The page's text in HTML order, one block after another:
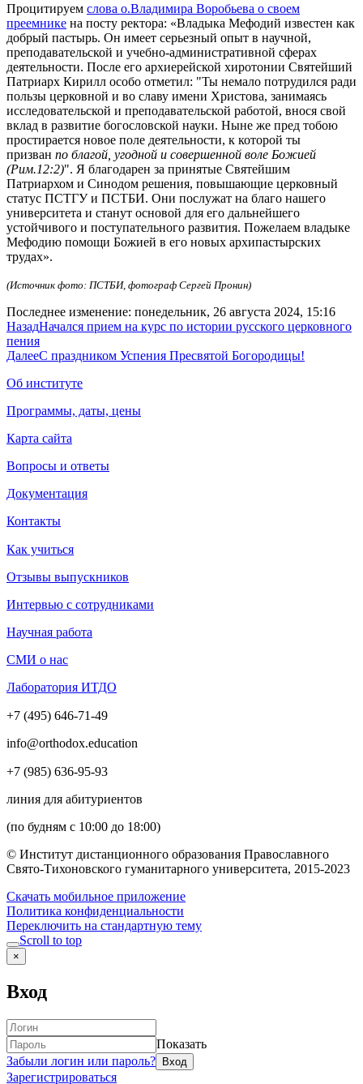
Процитируем слова о.Владимира Воробьева о своем
преемнике на посту ректора: «Владыка Мефодий известен как
добрый пастырь. Он имеет серьезный опыт в научной,
преподавательской и учебно-административной сферах
деятельности. После его архиерейской хиротонии Святейший
Патриарх Кирилл особо отметил: "Ты немало потрудился ради
пользы церковной и во славу имени Христова, занимаясь
исследовательской и преподавательской работой, внося свой
вклад в развитие богословской науки. Ныне же пред тобою
простирается новое поле деятельности, к которой ты
призван по благой, угодной и совершенной воле Божией
(Рим.12:2)". Я благодарен за принятые Святейшим
Патриархом и Синодом решения, повышающие церковный
статус ПСТГУ и ПСТБИ. Они послужат на благо нашего
университета и станут основой для его дальнейшего
устойчивого и поступательного развития. Пожелаем владыке
Мефодию помощи Божией в его новых архипастырских
трудах».
(Источник фото: ПСТБИ, фотограф Сергей Пронин)
Последнее изменение: понедельник, 26 августа 2024, 15:16
НазадНачался прием на курс по истории русского церковного
пения
ДалееС праздником Успения Пресвятой Богородицы!
Об институте
Программы, даты, цены
Карта сайта
Вопросы и ответы
Документация
Контакты
Как учиться
Отзывы выпускников
Интервью с сотрудниками
Научная работа
СМИ о нас
Лаборатория ИТДО
+7 (495) 646-71-49
info@orthodox.education
+7 (985) 636-95-93
линия для абитуриентов
(по будням с 10:00 до 18:00)
© Институт дистанционного образования Православного
Свято-Тихоновского гуманитарного университета, 2015-2023
Скачать мобильное приложение
Политика конфиденциальности
Переключить на стандартную тему
Scroll to top
×
Вход
Показать
Забыли логин или пароль?
Зарегистрироваться